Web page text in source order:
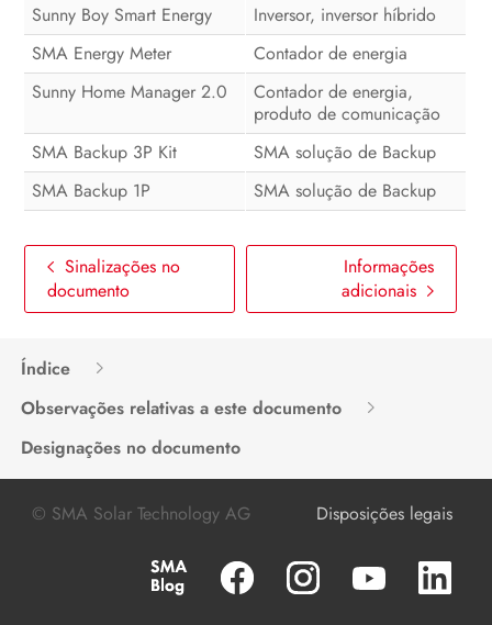
Sunny Boy Smart Energy
Inversor, inversor híbrido
SMA Energy Meter
Contador de energia
Sunny Home Manager 2.0
Contador de energia,
produto de comunicação
SMA Backup 3P Kit
SMA solução de Backup
SMA Backup 1P
SMA solução de Backup
Sinalizações no
documento
Informações
adicionais
Índice
Observações relativas a este documento
Designações no documento
© SMA Solar Technology AG Disposições legais
Procedimento para a primeira
instalação e colocação em serviço
do sistema